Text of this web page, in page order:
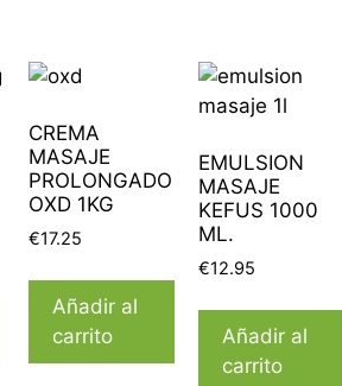
CREMA
MASAJE
PROLONGADO
OXD 1KG
€17.25
Añadir al
carrito
EMULSION
MASAJE
KEFUS 1000
ML.
€12.95
Añadir al
carrito